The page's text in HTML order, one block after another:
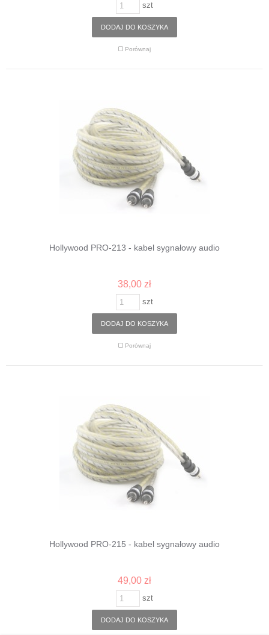
szt
DODAJ DO KOSZYKA
Porównaj
Hollywood PRO-213 - kabel sygnałowy audio
38,00 zł
szt
DODAJ DO KOSZYKA
Porównaj
Hollywood PRO-215 - kabel sygnałowy audio
49,00 zł
szt
DODAJ DO KOSZYKA